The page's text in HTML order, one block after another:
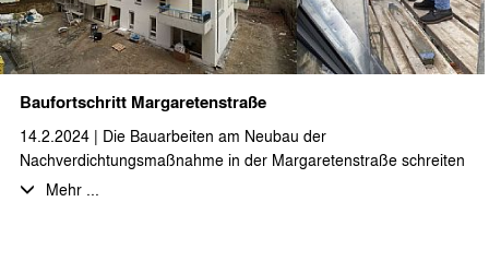
Baufortschritt Margaretenstraße
14.2.2024 | Die Bauarbeiten am Neubau der
Nachverdichtungsmaßnahme in der Margaretenstraße schreiten
gut voran. Nachdem die Außenhülle nun bereits geschlossen ist
Mehr ...